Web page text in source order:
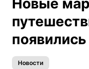
Новости